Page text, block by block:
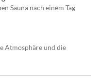
Sauna nach einem Tag
Atmosphäre und die